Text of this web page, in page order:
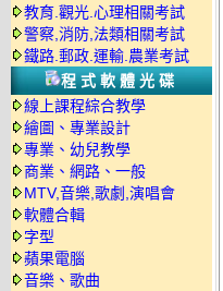
教育.觀光.心理相關考試
警察,消防,法類相關考試
鐵路.郵政.運輸.農業考試
程式軟體光碟
線上課程綜合教學
繪圖、專業設計
專業、幼兒教學
商業、網路、一般
MTV,音樂,歌劇,演唱會
軟體合輯
字型
蘋果電腦
音樂、歌曲